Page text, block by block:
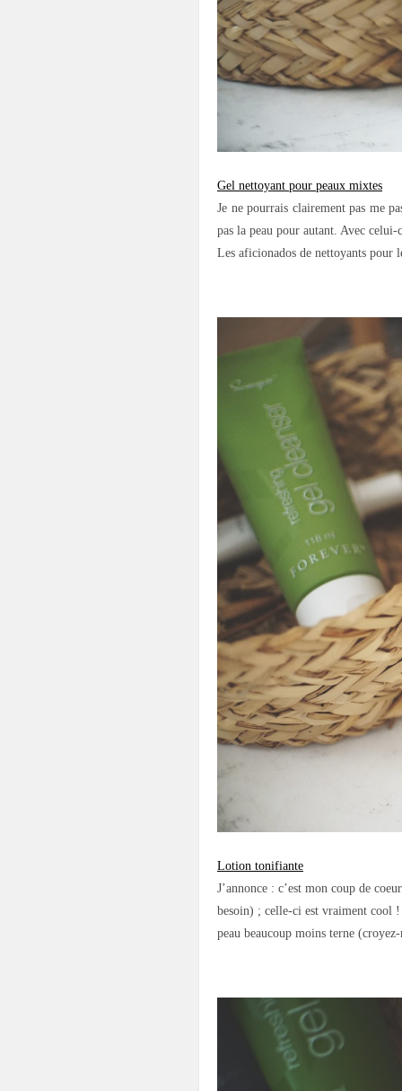
Gel nettoyant pour peaux mixtes
Je ne pourrais clairement pas me
pas la peau pour autant. Avec
Les aficionados de nettoyants pour
Lotion tonifiante
J’annonce : c’est mon coup de
besoin) ; celle-ci est vraiment cool
peau beaucoup moins terne